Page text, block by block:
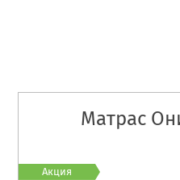
Матрас
Акция